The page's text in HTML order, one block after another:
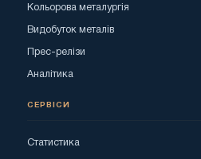
Кольорова металургія
Видобуток металів
Прес-релізи
Аналітика
СЕРВІСИ
Статистика